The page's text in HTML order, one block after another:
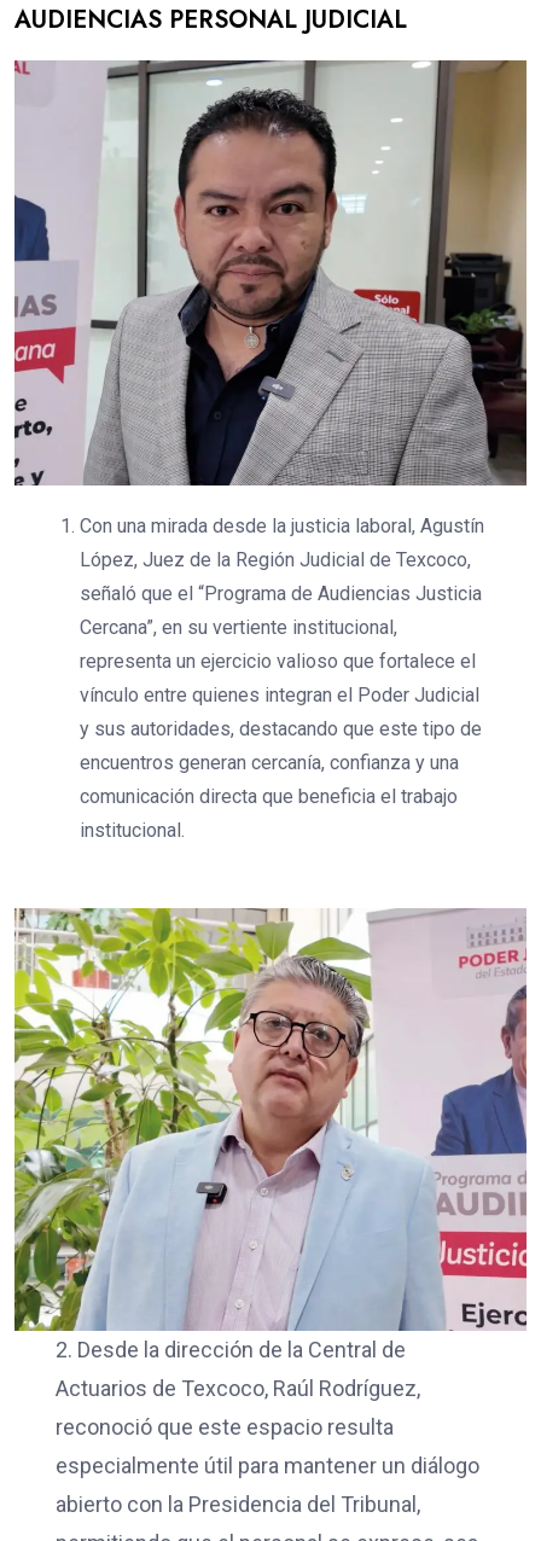
AUDIENCIAS PERSONAL JUDICIAL
Con una mirada desde la justicia laboral, Agustín
López, Juez de la Región Judicial de Texcoco,
señaló que el “Programa de Audiencias Justicia
Cercana”, en su vertiente institucional,
representa un ejercicio valioso que fortalece el
vínculo entre quienes integran el Poder Judicial
y sus autoridades, destacando que este tipo de
encuentros generan cercanía, confianza y una
comunicación directa que beneficia el trabajo
institucional.
2. Desde la dirección de la Central de
Actuarios de Texcoco, Raúl Rodríguez,
reconoció que este espacio resulta
especialmente útil para mantener un diálogo
abierto con la Presidencia del Tribunal,